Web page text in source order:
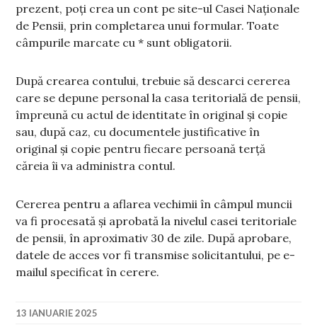
prezent, poți crea un cont pe site-ul Casei Naţionale
de Pensii, prin completarea unui formular. Toate
câmpurile marcate cu * sunt obligatorii.
După crearea contului, trebuie să descarci cererea
care se depune personal la casa teritorială de pensii,
împreună cu actul de identitate în original şi copie
sau, după caz, cu documentele justificative în
original şi copie pentru fiecare persoană terţă
căreia îi va administra contul.
Cererea pentru a aflarea vechimii în câmpul muncii
va fi procesată şi aprobată la nivelul casei teritoriale
de pensii, în aproximativ 30 de zile. După aprobare,
datele de acces vor fi transmise solicitantului, pe e-
mailul specificat în cerere.
13 IANUARIE 2025